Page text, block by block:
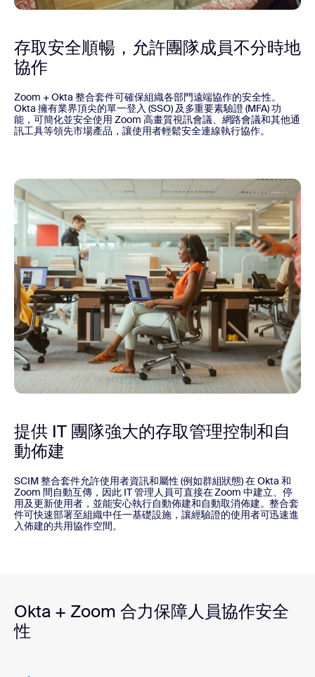
存取安全順暢，允許團隊成員不分時地
協作
Zoom + Okta 整合套件可確保組織各部門遠端協作的安全性。
Okta 擁有業界頂尖的單一登入 (SSO) 及多重要素驗證 (MFA) 功
能，可簡化並安全使用 Zoom 高畫質視訊會議、網路會議和其他通
訊工具等領先市場產品，讓使用者輕鬆安全連線執行協作。
提供 IT 團隊強大的存取管理控制和自
動佈建
SCIM 整合套件允許使用者資訊和屬性 (例如群組狀態) 在 Okta 和
Zoom 間自動互傳，因此 IT 管理人員可直接在 Zoom 中建立、停
用及更新使用者，並能安心執行自動佈建和自動取消佈建。整合套
件可快速部署至組織中任一基礎設施，讓經驗證的使用者可迅速進
入佈建的共用協作空間。
Okta + Zoom 合力保障人員協作安全
性